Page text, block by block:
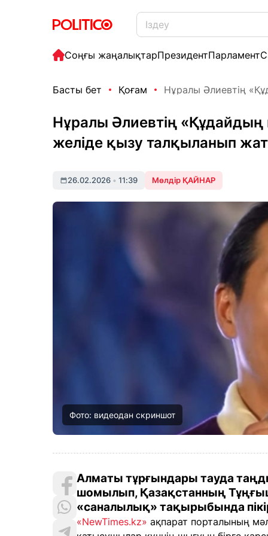
Соңғы жаңалықтарПрезидентПарламент
Басты бет Қоғам Нұралы Әлиевтің
Нұралы Әлиевтің
желіде қызу талқыланып
26.02.2026 • 11:39 Мөлдір ҚАЙНАР
Фото: видеодан скриншот
Алматы тұрғындары тауда
шомылып, Қазақстанның
«саналылық» тақырыбында
«NewTimes.kz» ақпарат порталының